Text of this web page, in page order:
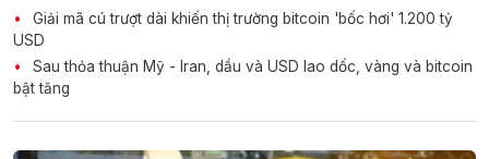
Giải mã cú trượt dài khiến thị trường bitcoin 'bốc hơi' 1.200 tỷ
USD
Sau thỏa thuận Mỹ - Iran, dầu và USD lao dốc, vàng và bitcoin
bật tăng